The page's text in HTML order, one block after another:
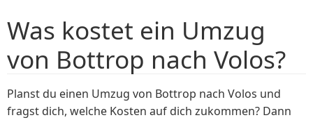
Was kostet ein Umzug
von Bottrop nach Volos?
Planst du einen Umzug von Bottrop nach Volos und
fragst dich, welche Kosten auf dich zukommen? Dann